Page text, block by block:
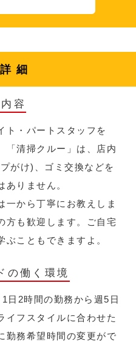
細
容
ト・パートスタッフを
「清掃クルー」は、店内
がけ)、ゴミ交換などを
りません。
一から丁寧にお教えしま
方も歓迎します。ご自宅
こともできますよ。
の働く環境
日2時間の勤務から週5日
イフスタイルに合わせた
勤務希望時間の変更がで